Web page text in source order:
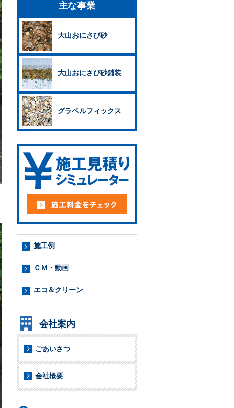
主な事業
大山おにさび砂
大山おにさび砂鋪装
グラベルフィックス
施工例
ＣＭ・動画
エコ＆クリーン
会社案内
ごあいさつ
会社概要